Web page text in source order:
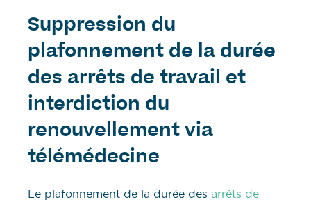
Suppression du
plafonnement de la durée
des arrêts de travail et
interdiction du
renouvellement via
télémédecine
Le plafonnement de la durée des arrêts de